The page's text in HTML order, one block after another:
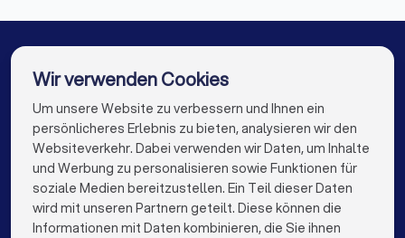
Berater für Baufinanzierung in Unterhaching
Berater für Baufinanzierung in Taufkirchen Kreis
München
Berater für Baufinanzierung in Berlin
Berater für Baufinanzierung in Hamburg
Berater für Baufinanzierung in München
Die besten Berater für Baufinanzierung für Sie
info@trustlocal.de
Wir verwenden Cookies
Um unsere Website zu verbessern und Ihnen ein
persönlicheres Erlebnis zu bieten, analysieren wir den
Websiteverkehr. Dabei verwenden wir Daten, um Inhalte
und Werbung zu personalisieren sowie Funktionen für
soziale Medien bereitzustellen. Ein Teil dieser Daten
wird mit unseren Partnern geteilt. Diese können die
Informationen mit Daten kombinieren, die Sie ihnen